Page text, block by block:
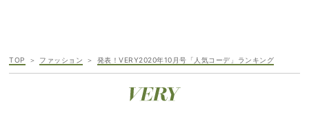
TOP ファッション 発表！VERY2020年10月号「人気コーデ」ランキング